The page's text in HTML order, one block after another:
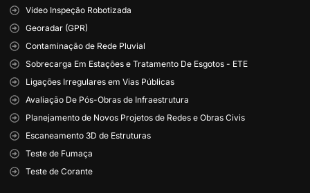
Vídeo Inspeção Robotizada
Georadar (GPR)
Contaminação de Rede Pluvial
Sobrecarga Em Estações e Tratamento De Esgotos - ETE
Ligações Irregulares em Vias Públicas
Avaliação De Pós-Obras de Infraestrutura
Planejamento de Novos Projetos de Redes e Obras Civis
Escaneamento 3D de Estruturas
Teste de Fumaça
Teste de Corante